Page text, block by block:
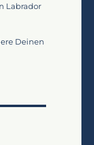
Labrador
Deinen